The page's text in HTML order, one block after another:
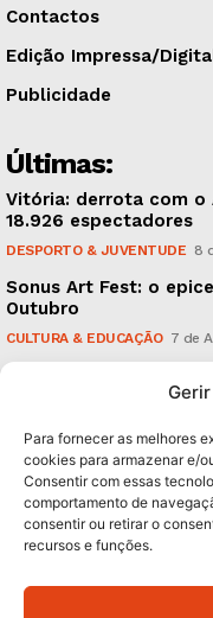
Para fornecer as melhores
cookies para armazenar e/
Consentir com essas
comportamento de
consentir ou retirar o
recursos e funções.
Contactos
Edição Impressa/
Publicidade
Últimas:
Vitória: derrota com o
18.926 espectadores
DESPORTO & JUVENTUDE 8
Sonus Art Fest: o
Outubro
CULTURA & EDUCAÇÃO 7 de
Subscreva